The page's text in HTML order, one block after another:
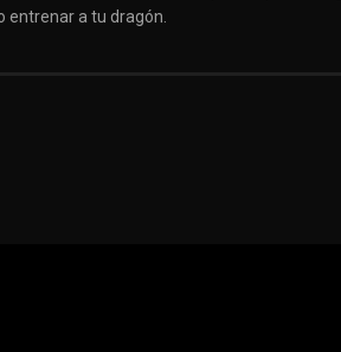
entrenar a tu dragón.